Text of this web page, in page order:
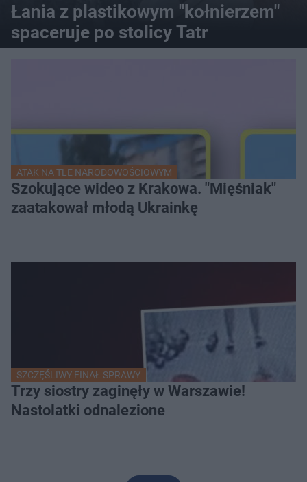
Łania z plastikowym "kołnierzem"
spaceruje po stolicy Tatr
ATAK NA TLE NARODOWOŚCIOWYM
Szokujące wideo z Krakowa. "Mięśniak"
zaatakował młodą Ukrainkę
SZCZĘŚLIWY FINAŁ SPRAWY
Trzy siostry zaginęły w Warszawie!
Nastolatki odnalezione